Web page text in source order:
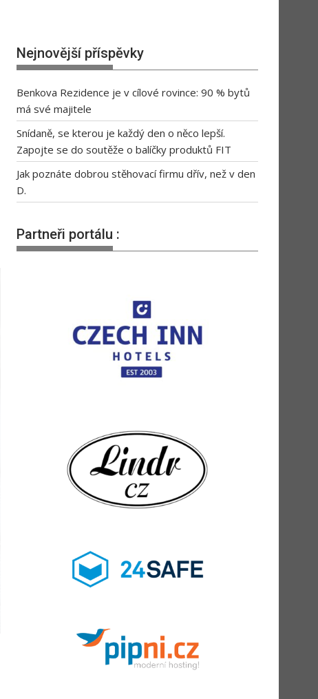
Nejnovější příspěvky
Benkova Rezidence je v cílové rovince: 90 % bytů
má své majitele
Snídaně, se kterou je každý den o něco lepší.
Zapojte se do soutěže o balíčky produktů FIT
Jak poznáte dobrou stěhovací firmu dřív, než v den
D.
Partneři portálu :